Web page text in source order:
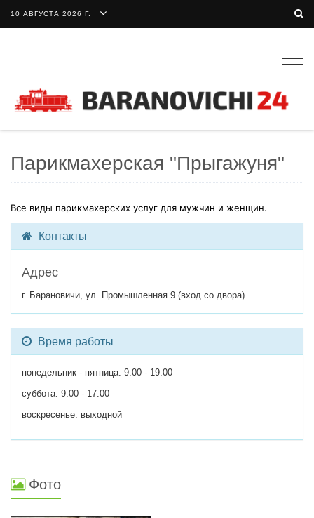
10 АВГУСТА 2026 Г.
Парикмахерская "Прыгажуня"
Все виды парикмахерских услуг для мужчин и женщин.
Контакты
Адрес
г. Барановичи, ул. Промышленная 9 (вход со двора)
Время работы
понедельник - пятница: 9:00 - 19:00
суббота: 9:00 - 17:00
воскресенье: выходной
Фото